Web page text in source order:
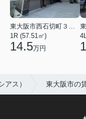
東大阪市西石切町３丁目
1R (57.51㎡)
14.5万円
ス） 東大阪市の